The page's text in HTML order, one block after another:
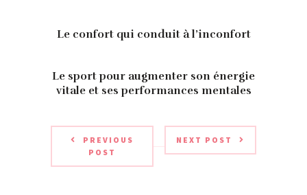
Le confort qui conduit à l’inconfort
Le sport pour augmenter son énergie
vitale et ses performances mentales
PREVIOUS
POST
NEXT POST